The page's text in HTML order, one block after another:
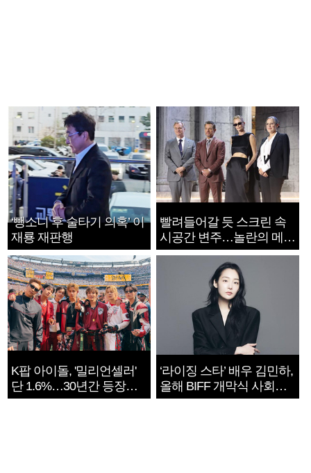
‘뺑소니 후 술타기 의혹’ 이
재룡 재판행
빨려들어갈 듯 스크린 속
시공간 변주…놀란의 메시
지는 ‘전쟁 속죄’
K팝 아이돌, '밀리언셀러'
단 1.6%…30년간 등장
1182개팀 전수조사
‘라이징 스타’ 배우 김민하,
올해 BIFF 개막식 사회자
확정